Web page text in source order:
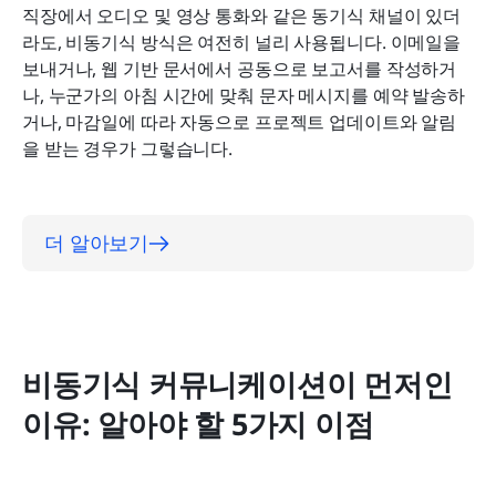
직장에서 오디오 및 영상 통화와 같은 동기식 채널이 있더
라도, 비동기식 방식은 여전히 널리 사용됩니다. 이메일을
보내거나, 웹 기반 문서에서 공동으로 보고서를 작성하거
나, 누군가의 아침 시간에 맞춰 문자 메시지를 예약 발송하
거나, 마감일에 따라 자동으로 프로젝트 업데이트와 알림
을 받는 경우가 그렇습니다.
더 알아보기
비동기식 커뮤니케이션이 먼저인
이유: 알아야 할 5가지 이점